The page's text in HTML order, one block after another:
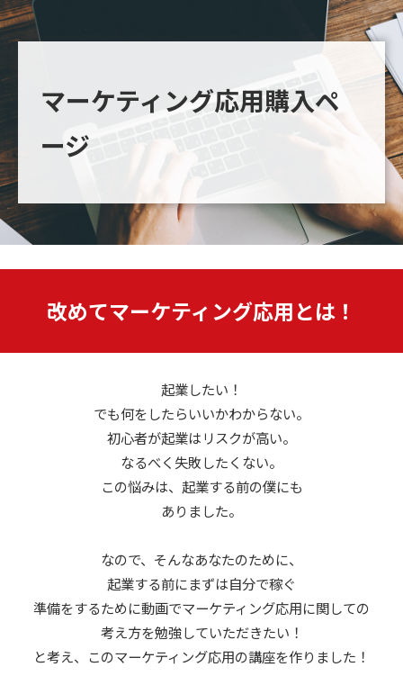
マーケティング応用購入ペ
ージ
改めてマーケティング応用とは！
起業したい！
でも何をしたらいいかわからない。
初心者が起業はリスクが高い。
なるべく失敗したくない。
この悩みは、起業する前の僕にも
ありました。
なので、そんなあなたのために、
起業する前にまずは自分で稼ぐ
準備をするために動画でマーケティング応用に関しての
考え方を勉強していただきたい！
と考え、このマーケティング応用の講座を作りました！